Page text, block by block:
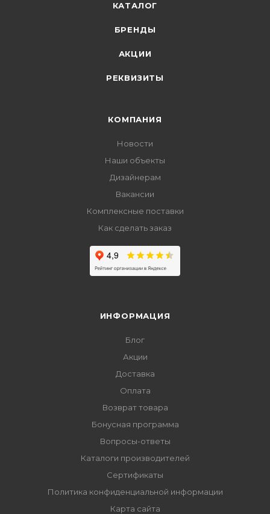
КАТАЛОГ
БРЕНДЫ
АКЦИИ
РЕКВИЗИТЫ
КОМПАНИЯ
Новости
Наши объекты
Дизайнерам
Вакансии
Комплексные поставки
Как сделать заказ
ИНФОРМАЦИЯ
Блог
Акции
Доставка
Оплата
Возврат товара
Бонусная программа
Вопросы-ответы
Каталоги производителей
Сертификаты
Политика конфиденциальной информации
Карта сайта